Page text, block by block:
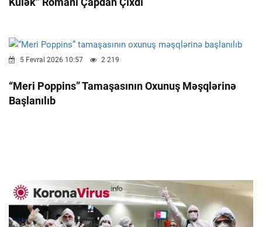
5 Fevral 2026 10:57 2 219
“Meri Poppins” Tamaşasının Oxunuş Məşqlərinə
Başlanılıb